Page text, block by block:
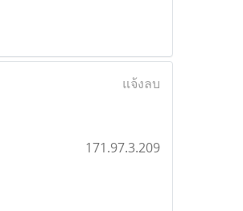
แจ้งลบ
171.97.3.209